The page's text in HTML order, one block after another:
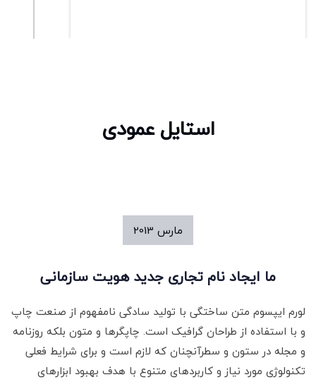
استایل عمودی
مارس 2013
ما ایجاد نام تجاری جدید هویت سازمانی
لورم ایپسوم متن ساختگی با تولید سادگی نامفهوم از صنعت چاپ
و با استفاده از طراحان گرافیک است. چاپگرها و متون بلکه روزنامه
و مجله در ستون و سطرآنچنان که لازم است و برای شرایط فعلی
تکنولوژی مورد نیاز و کاربردهای متنوع با هدف بهبود ابزارهای